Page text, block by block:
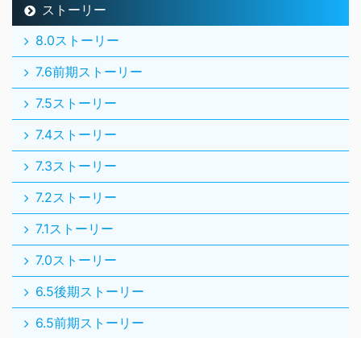
ストーリー
8.0ストーリー
7.6前期ストーリー
7.5ストーリー
7.4ストーリー
7.3ストーリー
7.2ストーリー
7.1ストーリー
7.0ストーリー
6.5後期ストーリー
6.5前期ストーリー